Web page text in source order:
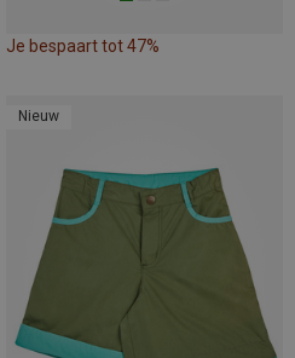
Je bespaart tot 47%
Nieuw